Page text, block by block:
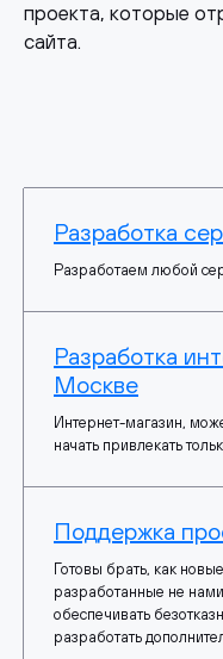
проекта, которые
сайта.
Разработка
Разработаем любой
Разработка
Москве
Интернет-магазин,
начать привлекать
Поддержка
Готовы брать, как
разработанные не
обеспечивать
разработать